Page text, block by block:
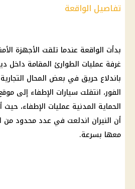
تفاصيل الواقعة
بدأت الواقعة عندما تلقت الأجهزة
غرفة عمليات الطوارئ المقامة داخل
باندلاع حريق في بعض المحال
الفور، انتقلت سيارات الإطفاء إلى
الحماية المدنية عمليات الإطفاء، حيث
أن النيران اندلعت في عدد محدود من
معها بسرعة.